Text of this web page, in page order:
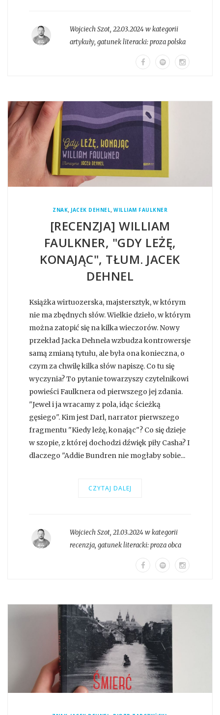
Wojciech Szot, 22.03.2024 w kategorii
artykuły, gatunek literacki:proza polska
ZNAK, JACEK DEHNEL, WILLIAM FAULKNER
[RECENZJA] WILLIAM
FAULKNER, "GDY LEŻĘ,
KONAJĄC", TŁUM. JACEK
DEHNEL
Książka wirtuozerska, majstersztyk, w którym
nie ma zbędnych słów. Wielkie dzieło, w którym
można zatopić się na kilka wieczorów. Nowy
przekład Jacka Dehnela wzbudza kontrowersje
samą zmianą tytułu, ale była ona konieczna, o
czym za chwilę kilka słów napiszę. Co tu się
wyczynia? To pytanie towarzyszy czytelnikowi
powieści Faulknera od pierwszego jej zdania.
"Jewel i ja wracamy z pola, idąc ścieżką
gęsiego". Kim jest Darl, narrator pierwszego
fragmentu "Kiedy leżę, konając"? Co się dzieje
w szopie, z której dochodzi dźwięk piły Casha? I
dlaczego "Addie Bundren nie mogłaby sobie...
CZYTAJ DALEJ
Wojciech Szot, 21.03.2024 w kategorii
recenzja, gatunek literacki:proza obca